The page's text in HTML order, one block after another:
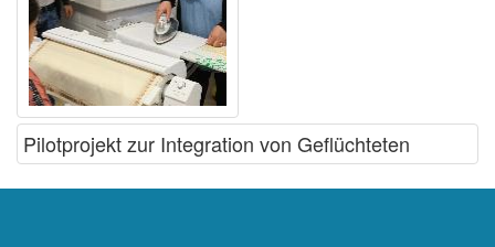
Pilotprojekt zur Integration von Geflüchteten